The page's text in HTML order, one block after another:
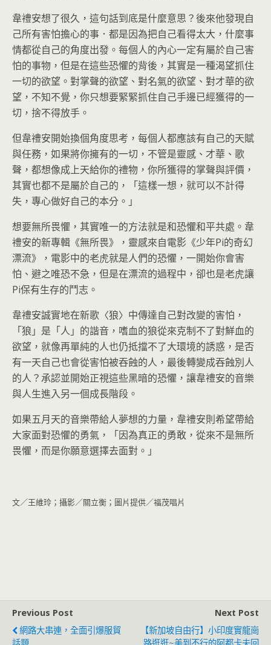
韋禮安想了很久，這句話到底是什麼意思？後來他發現自
己所有害怕擔心的事．都是因為把自己看得太大，什麼事
情都從自己的角度出發。每個人的內心一定有屬於自己害
怕的事物，但是在這些恐懼的背後，其實是一種渴望抓住
一切的欲望。對掌聲的欲望、對名氣的欲望、對才華的欲
望，不知不覺，你只想要緊緊抓住自己手邊已經獲得的一
切，捨不得放手。
但韋禮安開始換個角度思考，每個人都應該有自己的天賦
與任務，如果將你擁有的一切，不管是靈感、才華、歌
聲，都想像成上天給你的禮物，你所獲得的掌聲與評價，
其實也都不是屬於自己的，「這樣一想，就可以不計得
失，專心做好自己的本分。」
想要無所畏懼，其實唯一的方法就是和恐懼和平共處。韋
禮安的新專輯《無所畏》，靈感來自電影《少年Pi的奇幻
漂流》，電影中的老虎就是人們的恐懼，一開始你會害
怕、避之唯恐不急，但是在漂流的過程中，卻也是老虎讓
Pi保有生存的鬥志。
韋禮安誠實地在新歌〈狼〉中傳達自己對改變的害怕，
「狼」是「人」的諧音，嗜血的狼從來克制不了對鮮血的
欲望，就像再單純的人也仍抵擋不了大環境的誘惑，是否
有一天自己也會從害怕被吞蝕的人，最後轉變成吞蝕別人
的人？承認並開始正視這些黑暗的恐懼，讓韋禮安的音樂
與人生進入另一個成長階段。
如果五月天的音樂帶給人夢想的力量，韋禮安則希望帶給
大家面對恐懼的勇氣，「因為真正的勇敢，從來不是無所
畏懼，而是你願意選擇去面對。」
文／王維玲；攝影／關立衡；圖片提供／福茂唱片
Previous Post
網路大串連，全面引爆服貿
Next Post
【新加坡自由行】小印度實龍崗